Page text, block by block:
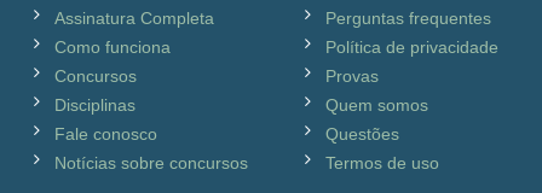
Assinatura Completa
Como funciona
Concursos
Disciplinas
Fale conosco
Notícias sobre concursos
Perguntas frequentes
Política de privacidade
Provas
Quem somos
Questões
Termos de uso